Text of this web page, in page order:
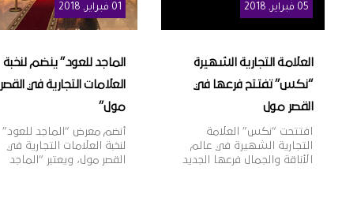
05 فبراير, 2018
العلامة التجارية الشهيرة
“نكس” تفتتح فرعها في
القصر مول
افتتحت “نكس” العلامة
التجارية الشهيرة في عالم
الأناقة والجمال فرعها الجديد
01 فبراير, 2018
الماجد للعود” ينضم لنخبة
العلامات التجارية في القصر
مول”
أنضم معرض “الماجد للعود”
لنخبة العلامات التجارية في
القصر مول، ويعتبر “الماجد